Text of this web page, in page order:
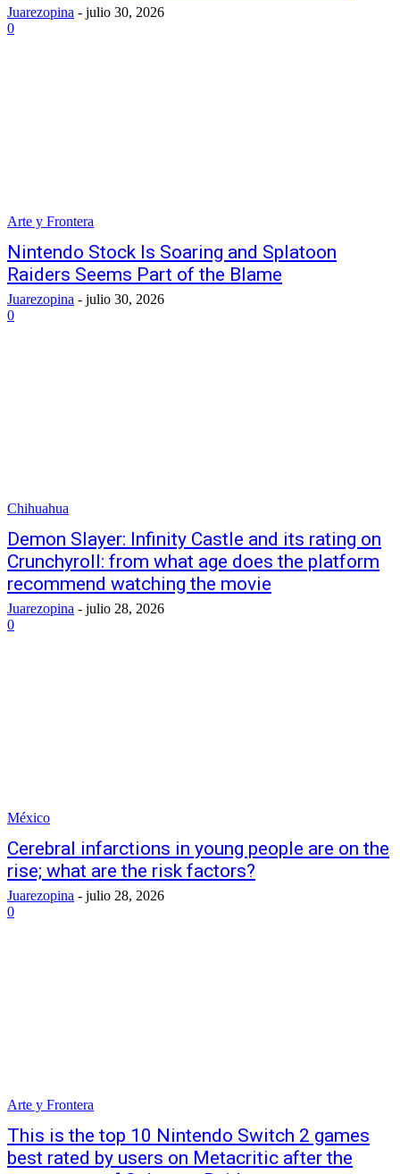
Juarezopina - julio 30, 2026
0
Arte y Frontera
Nintendo Stock Is Soaring and Splatoon
Raiders Seems Part of the Blame
Juarezopina - julio 30, 2026
0
Chihuahua
Demon Slayer: Infinity Castle and its rating on
Crunchyroll: from what age does the platform
recommend watching the movie
Juarezopina - julio 28, 2026
0
México
Cerebral infarctions in young people are on the
rise; what are the risk factors?
Juarezopina - julio 28, 2026
0
Arte y Frontera
This is the top 10 Nintendo Switch 2 games
best rated by users on Metacritic after the